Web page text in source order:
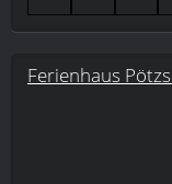
Ferienhaus